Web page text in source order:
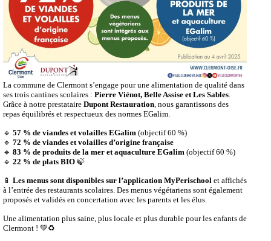
La commune de Clermont s’engage pour une alimentation de qualité dans
ses trois cantines scolaires : Pierre Viénot, Belle Assise et Les Sables.
Grâce à notre prestataire Dupont Restauration, nous garantissons des
repas équilibrés et respectueux des normes EGalim.
🔹 57 % de viandes et volailles EGalim (objectif 60 %)
🔹 72 % de viandes et volailles d’origine française
🔹 83 % de produits de la mer et aquaculture EGalim (objectif 60 %)
🔹 22 % de plats BIO 🍃
📱 Les menus sont disponibles sur l’application MyPerischool et affichés
à l’entrée des restaurants scolaires. Des menus végétariens sont également
proposés et validés en concertation avec les parents et les élus.
Une alimentation plus saine, plus locale et plus durable pour les enfants de
Clermont ! 💚♻️